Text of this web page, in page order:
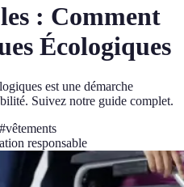
: Comment
Écologiques
est une démarche
Suivez notre guide complet.
#vêtements
responsable